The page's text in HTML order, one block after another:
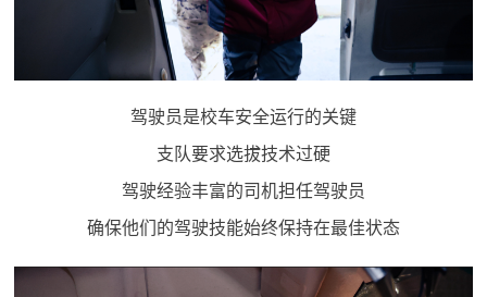
范
英
雄
退
军
人
驾驶员是校车安全运行的关键
支队要求选拔技术过硬
驾驶经验丰富的司机担任驾驶员
确保他们的驾驶技能始终保持在最佳状态